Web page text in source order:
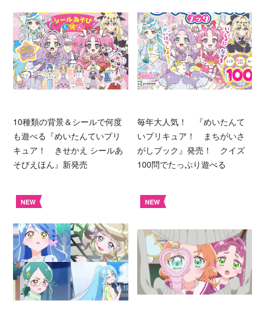
10種類の背景＆シールで何度
も遊べる『めいたんていプリ
キュア！ きせかえ シールあ
そびえほん』新発売
毎年大人気！ 『めいたんて
いプリキュア！ まちがいさ
がしブック』発売！ クイズ
100問でたっぷり遊べる
NEW NEW